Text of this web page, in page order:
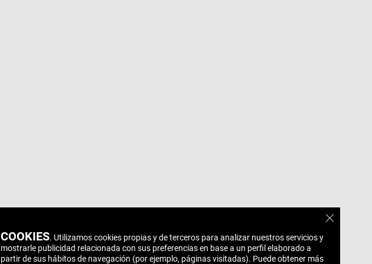
COOKIES. Utilizamos cookies propias y de terceros para analizar nuestros servicios y
mostrarle publicidad relacionada con sus preferencias en base a un perfil elaborado a
partir de sus hábitos de navegación (por ejemplo, páginas visitadas). Puede obtener más
CERRAR